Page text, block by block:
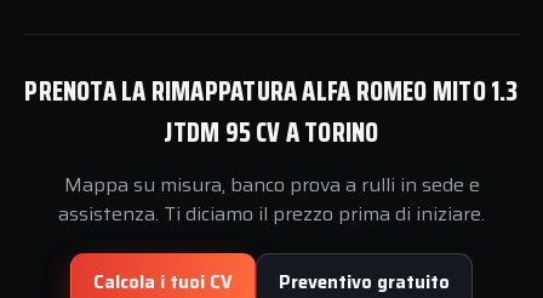
PRENOTA LA RIMAPPATURA ALFA ROMEO MITO 1.3
JTDM 95 CV A TORINO
Mappa su misura, banco prova a rulli in sede e
assistenza. Ti diciamo il prezzo prima di iniziare.
Calcola i tuoi CV Preventivo gratuito